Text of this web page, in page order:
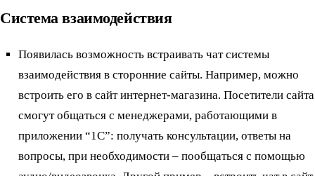
Система взаимодействия
Появилась возможность встраивать чат системы
взаимодействия в сторонние сайты. Например, можно
встроить его в сайт интернет-магазина. Посетители сайта
смогут общаться с менеджерами, работающими в
приложении “1С”: получать консультации, ответы на
вопросы, при необходимости – пообщаться с помощью